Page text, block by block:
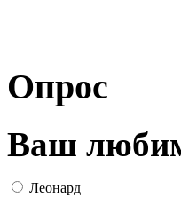
Опрос
Ваш
Леонард